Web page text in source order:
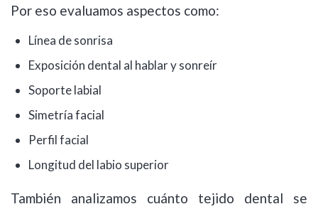
Por eso evaluamos aspectos como:
Línea de sonrisa
Exposición dental al hablar y sonreír
Soporte labial
Simetría facial
Perfil facial
Longitud del labio superior
También analizamos cuánto tejido dental se